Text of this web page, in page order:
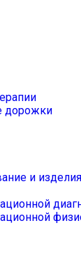
дорожки
и изделия